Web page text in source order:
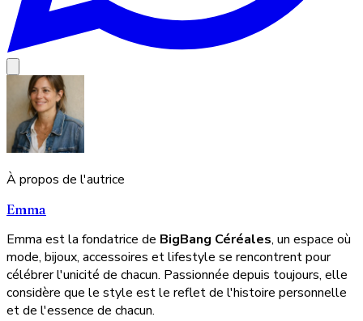
À propos de l'autrice
Emma
Emma est la fondatrice de BigBang Céréales, un espace où
mode, bijoux, accessoires et lifestyle se rencontrent pour
célébrer l'unicité de chacun. Passionnée depuis toujours, elle
considère que le style est le reflet de l'histoire personnelle
et de l'essence de chacun.